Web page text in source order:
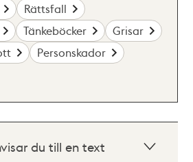
Rättsfall
Tänkeböcker
Grisar
Personskador
du till en text